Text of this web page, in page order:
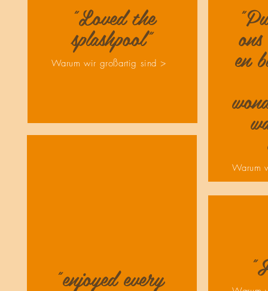
"Loved the
splashpool"
Warum wir großartig sind >
"enjoyed every
en
Warum